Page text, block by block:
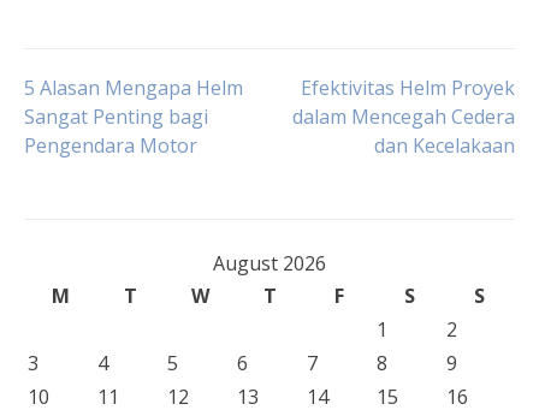
Post
navigation
5 Alasan Mengapa Helm
Sangat Penting bagi
Pengendara Motor
Efektivitas Helm Proyek
dalam Mencegah Cedera
dan Kecelakaan
August 2026
M
T W T F S
S
1
2
3
4 5 6 7 8
9
10
11 12 13 14 15
16